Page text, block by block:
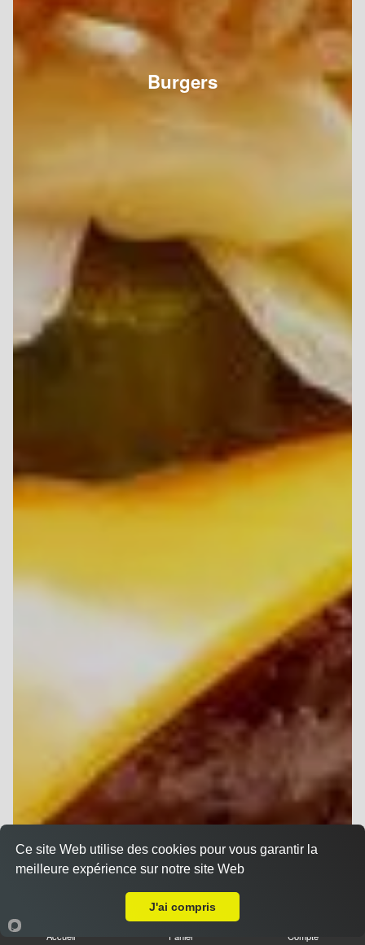
Burgers
Accueil Panier Compte
Ce site Web utilise des cookies pour vous garantir la
meilleure expérience sur notre site Web
J'ai compris